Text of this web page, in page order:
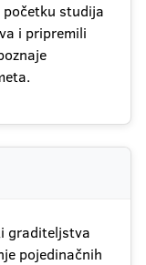
studija
i pripremili
graditeljstva
pojedinačnih